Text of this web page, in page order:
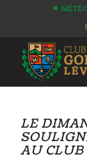
LE
AU CLUB